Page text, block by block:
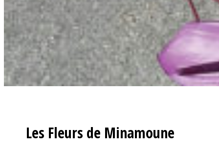
Les Fleurs de Minamoune